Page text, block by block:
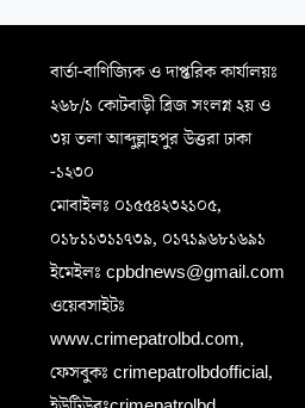
বার্তা-বাণিজ্যিক ও দাপ্তরিক কার্যালয়ঃ
২৬৮/১ কোটবাড়ী ব্রিজ সংলগ্ন ২য় ও
৩য় তলা আব্দুল্লাহপুর উত্তরা ঢাকা
-১২৩০
মোবাইলঃ ০১৫৫৪২৩২১০৫,
০১৮১১৩১১৭৩৯, ০১৭১৯৬৮১৬৯১
ইমেইলঃ cpbdnews@gmail.com
ওয়েবসাইটঃ
www.crimepatrolbd.com,
ফেসবুকঃ crimepatrolbdofficial,